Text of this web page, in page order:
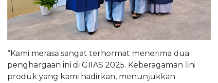
“Kami merasa sangat terhormat menerima dua
penghargaan ini di GIIAS 2025. Keberagaman lini
produk yang kami hadirkan, menunjukkan